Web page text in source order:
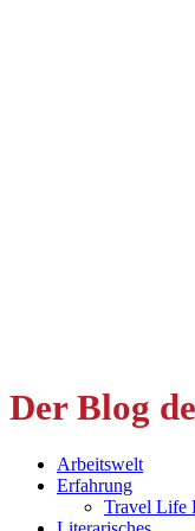
Der Blog
Arbeitswelt
Erfahrung
Travel Life